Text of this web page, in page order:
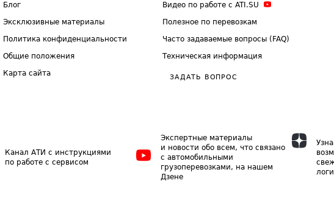
Блог
Эксклюзивные материалы
Политика конфиденциальности
Общие положения
Карта сайта
Видео по работе с ATI.SU
Полезное по перевозкам
Часто задаваемые вопросы (FAQ)
Техническая информация
ЗАДАТЬ ВОПРОС
Канал АТИ с инструкциями
по работе с сервисом
Экспертные материалы
и новости обо всем, что связано
с автомобильными
грузоперевозками, на нашем
Дзене